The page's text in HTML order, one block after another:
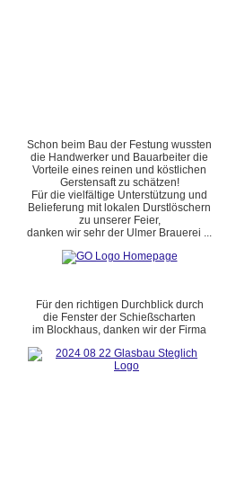
Schon beim Bau der Festung wussten
die Handwerker und Bauarbeiter die
Vorteile eines reinen und köstlichen
Gerstensaft zu schätzen!
Für die vielfältige Unterstützung und
Belieferung mit lokalen Durstlöschern
zu unserer Feier,
danken wir sehr der Ulmer Brauerei ...
Für den richtigen Durchblick durch
die Fenster der Schießscharten
im Blockhaus, danken wir der Firma